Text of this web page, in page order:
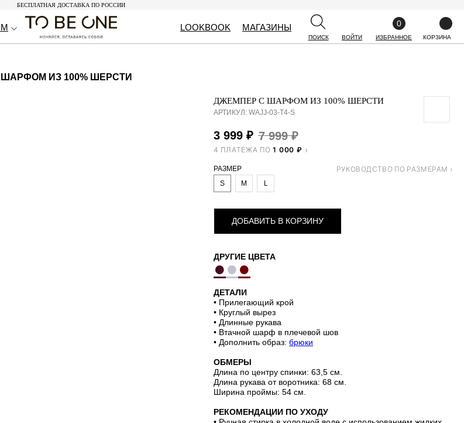
LOOKBOOK МАГАЗИНЫ
БЕСПЛАТНАЯ ДОСТАВКА ПО РОССИИ
0
ВОЙТИ
ПОИСК ИЗБРАННОЕ КОРЗИНА
LOOKBOOK МАГАЗИНЫ
БЕСПЛАТНАЯ ДОСТАВКА ПО РОССИИ
0
ВОЙТИ
ПОИСК ИЗБРАННОЕ КОРЗИНА
ИЗ 100% ШЕРСТИ
ДЖЕМПЕР С ШАРФОМ ИЗ 100% ШЕРСТИ
АРТИКУЛ: WAJJ-03-T4-S
3 999 ₽ 7 999 ₽
4 ПЛАТЕЖА ПО1 000 ₽
РАЗМЕР
S
M L
ДОБАВИТЬ В КОРЗИНУ
ДРУГИЕ ЦВЕТА
●●●
ДЕТАЛИ
• Прилегающий крой
• Круглый вырез
• Длинные рукава
• Втачной шарф в плечевой шов
• Дополнить образ: брюки
ОБМЕРЫ
Длина по центру спинки: 63,5 см.
Длина рукава от воротника: 68 см.
Ширина проймы: 54 см.
РЕКОМЕНДАЦИИ ПО УХОДУ